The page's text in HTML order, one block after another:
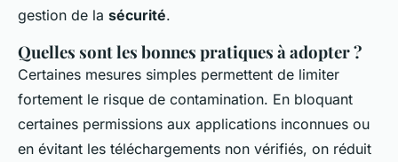
gestion de la sécurité.
Quelles sont les bonnes pratiques à adopter ?
Certaines mesures simples permettent de limiter
fortement le risque de contamination. En bloquant
certaines permissions aux applications inconnues ou
en évitant les téléchargements non vérifiés, on réduit